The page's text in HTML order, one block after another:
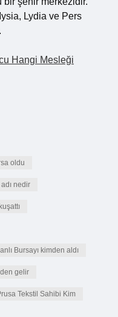
Lydia ve Pers
Hangi Mesleği
oldu
nedir
Bursayı kimden aldı
gelir
Tekstil Sahibi Kim